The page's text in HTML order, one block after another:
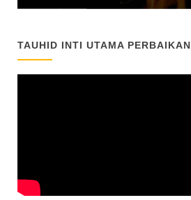
TAUHID INTI UTAMA PERBAIKAN